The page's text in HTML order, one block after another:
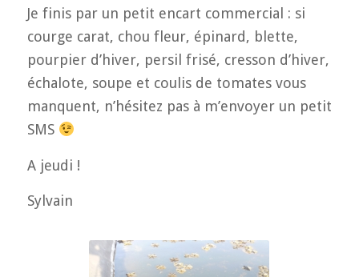
Je finis par un petit encart commercial : si
courge carat, chou fleur, épinard, blette,
pourpier d’hiver, persil frisé, cresson d’hiver,
échalote, soupe et coulis de tomates vous
manquent, n’hésitez pas à m’envoyer un petit
SMS
A jeudi !
Sylvain